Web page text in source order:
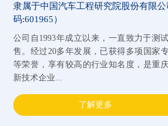
隶属于中国汽车工程研究院股份有限
码:601965）
公司自1993年成立以来，一直致力于测
售。经过20多年发展，已获得多项国家
等荣誉，享有较高的行业知名度，是重
新技术企业...
了解更多